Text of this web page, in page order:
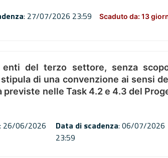
: 27/07/2026 23:59 Scaduto da: 13
del terzo settore, senza
di una convenzione ai sensi
nelle Task 4.2 e 4.3 del
26/06/2026
Data di scadenza: 06/07/2026
23:59